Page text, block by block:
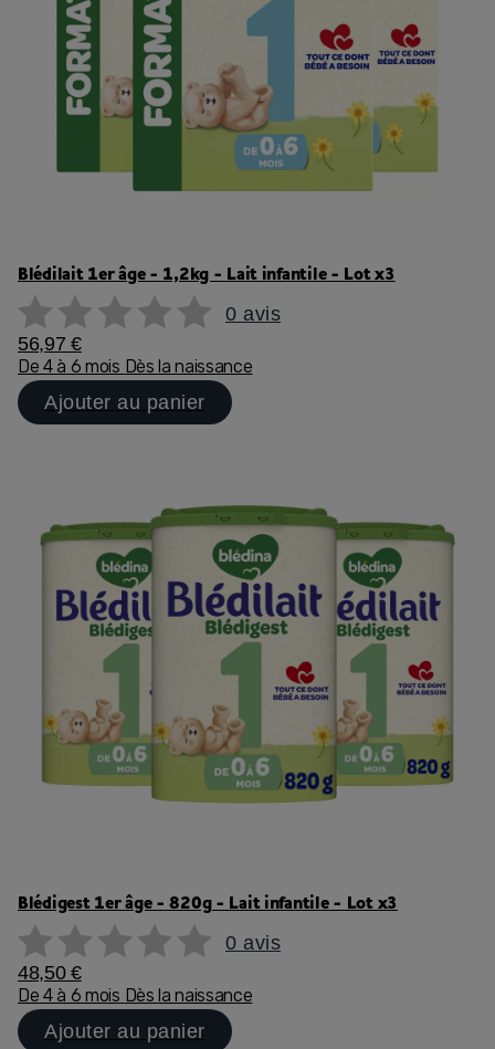
Blédilait 1er âge - 1,2kg - Lait infantile - Lot x3
0 avis
56,97 €
De 4 à 6 mois Dès la naissance
Ajouter au panier
Blédigest 1er âge - 820g - Lait infantile - Lot x3
0 avis
48,50 €
De 4 à 6 mois Dès la naissance
Ajouter au panier